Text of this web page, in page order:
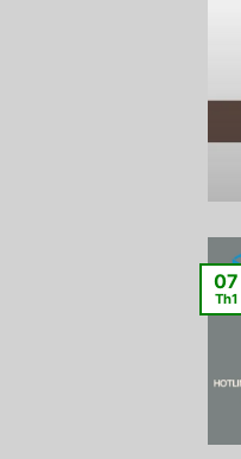
07
Th1